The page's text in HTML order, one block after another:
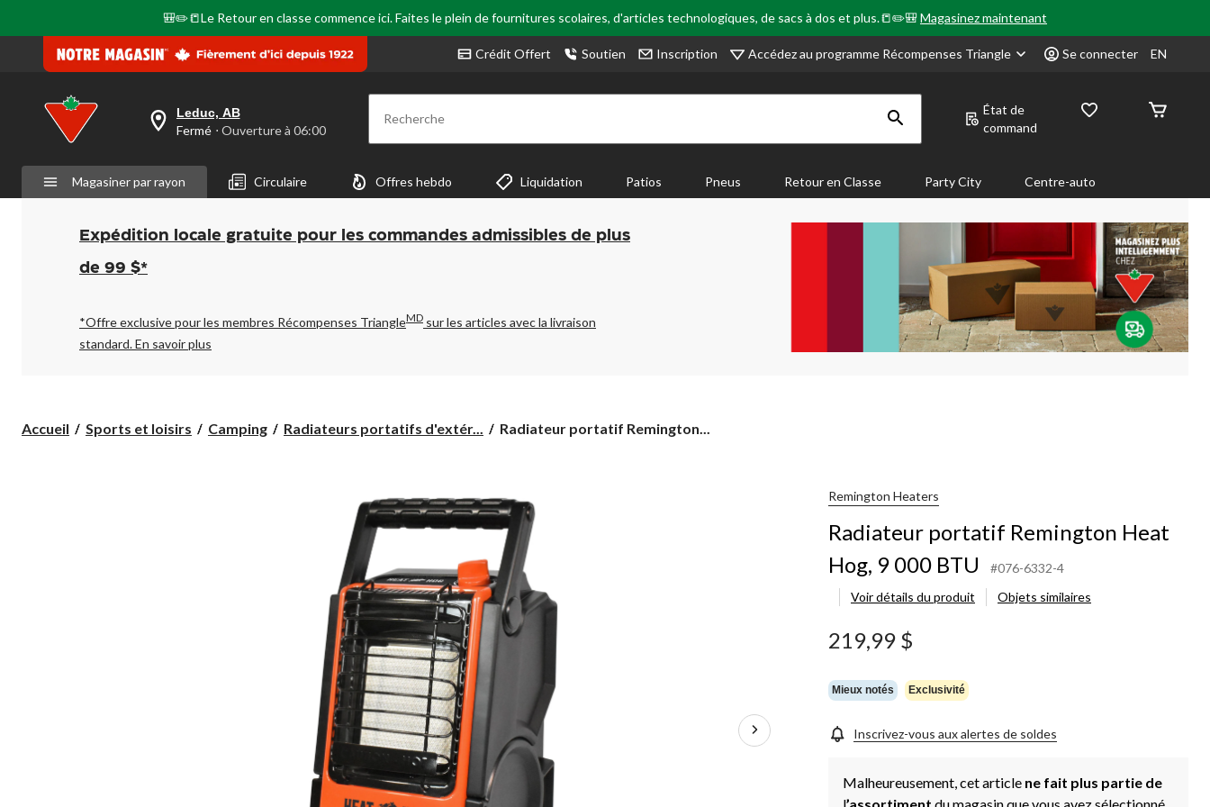
🎒✏️📒Le Retour en classe commence ici. Faites le plein de fournitures scolaires, d'articles technologiques, de sacs à dos et plus.📒✏️🎒Magasinez maintenant
Crédit Offert Soutien Inscription Accédez au programme Récompenses Triangle Se connecter EN
votre
est
Leduc,
AB,
Fermé,
Ouverture
à
pour
changer
Leduc, AB
Fermé ⋅ Ouverture à 06:00 Recherche
État de
command
Magasiner par rayon Circulaire Offres hebdo Liquidation Patios Pneus Retour en Classe Party City Centre-auto
Expédition locale gratuite pour les commandes admissibles de plus
de 99 $*
*Offre exclusive pour les membres Récompenses TriangleMD sur les articles avec la livraison
standard.En savoir plus
Accueil Sports et loisirs Camping Radiateurs portatifs d'extér...
Radiateur
Hog,
9 000 BTU
Radiateur portatif Remington...
Remington Heaters
Radiateur portatif Remington Heat
Hog, 9 000 BTU
#076-6332-4
Voir détails du produit
Objets similaires
219,99 $
Mieux notés Exclusivité
Inscrivez-vous aux alertes de soldes
Malheureusement, cet article ne fait plus partie de
l’assortiment du magasin que vous avez sélectionné